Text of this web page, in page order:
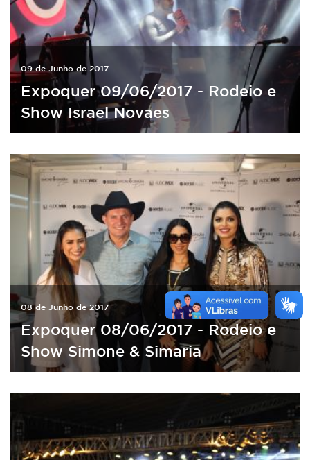
09 de Junho de 2017
Expoquer 09/06/2017 - Rodeio e
Show Israel Novaes
08 de Junho de 2017
Expoquer 08/06/2017 - Rodeio e
Show Simone & Simaria